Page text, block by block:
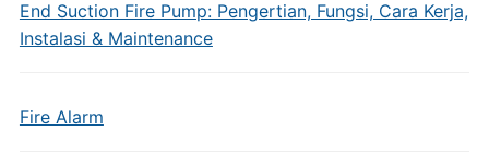
End Suction Fire Pump: Pengertian, Fungsi, Cara Kerja,
Instalasi & Maintenance
Fire Alarm